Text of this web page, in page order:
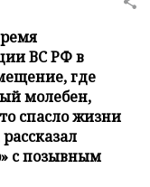
ВС РФ в
где
молебен,
спасло жизни
с позывным